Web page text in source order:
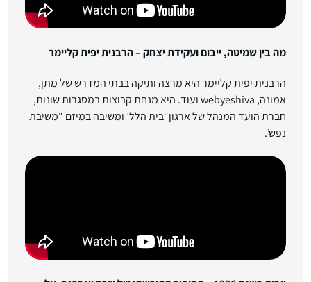
מה בין שמיטה, ייבום ועקידת יצחק – הרבנית יפית קליימר
הרבנית יפית קליימר היא מרצה ותיקה בבתי המדרש של מתן,
אמונה, webyeshiva ועוד. היא מנחת קבוצות במסגרות שונות,
חברת הועד המנהל של ארגון ‘בית הלל’ ומשיבה במיזם "משיבת
נפש’.